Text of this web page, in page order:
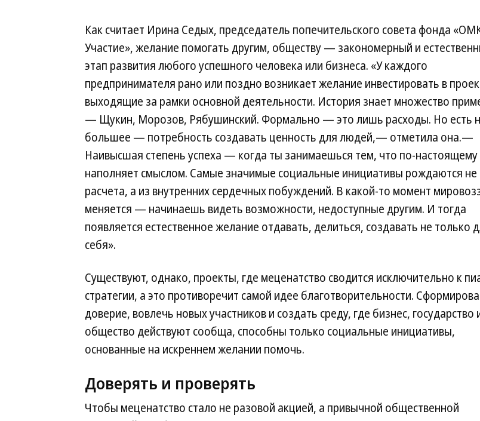
Как считает Ирина Седых, председатель попечительского совета фонда
Участие», желание помогать другим, обществу — закономерный и
этап развития любого успешного человека или бизнеса. «У каждого
предпринимателя рано или поздно возникает желание инвестировать в
выходящие за рамки основной деятельности. История знает множество
— Щукин, Морозов, Рябушинский. Формально — это лишь расходы. Но есть
большее — потребность создавать ценность для людей,— отметила она.—
Наивысшая степень успеха — когда ты занимаешься тем, что по-настоящему
наполняет смыслом. Самые значимые социальные инициативы рождаются не
расчета, а из внутренних сердечных побуждений. В какой-то момент
меняется — начинаешь видеть возможности, недоступные другим. И тогда
появляется естественное желание отдавать, делиться, создавать не только
себя».
Существуют, однако, проекты, где меценатство сводится исключительно к
стратегии, а это противоречит самой идее благотворительности.
доверие, вовлечь новых участников и создать среду, где бизнес, государство
общество действуют сообща, способны только социальные инициативы,
основанные на искреннем желании помочь.
Доверять и проверять
Чтобы меценатство стало не разовой акцией, а привычной общественной